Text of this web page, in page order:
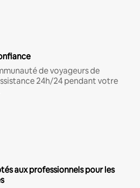
de voyageurs de
24h/24 pendant votre
aux professionnels pour les